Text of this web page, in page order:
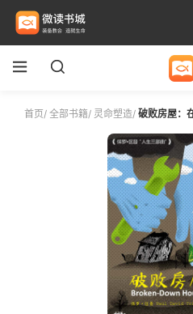
首页/ 全部书籍/ 灵命塑造/ 破败房屋：